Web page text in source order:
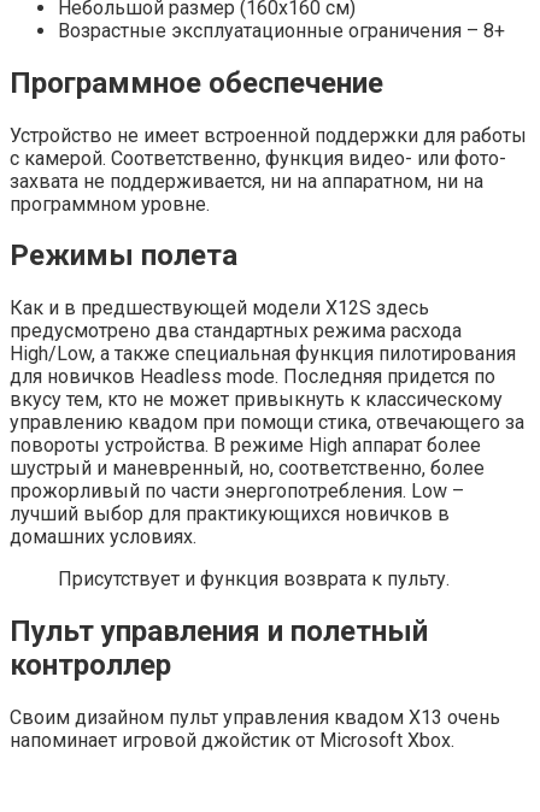
Небольшой размер (160х160 см)
Возрастные эксплуатационные ограничения – 8+
Программное обеспечение
Устройство не имеет встроенной поддержки для работы
с камерой. Соответственно, функция видео- или фото-
захвата не поддерживается, ни на аппаратном, ни на
программном уровне.
Режимы полета
Как и в предшествующей модели X12S здесь
предусмотрено два стандартных режима расхода
High/Low, а также специальная функция пилотирования
для новичков Headless mode. Последняя придется по
вкусу тем, кто не может привыкнуть к классическому
управлению квадом при помощи стика, отвечающего за
повороты устройства. В режиме High аппарат более
шустрый и маневренный, но, соответственно, более
прожорливый по части энергопотребления. Low –
лучший выбор для практикующихся новичков в
домашних условиях.
Присутствует и функция возврата к пульту.
Пульт управления и полетный
контроллер
Своим дизайном пульт управления квадом X13 очень
напоминает игровой джойстик от Microsoft Xbox.